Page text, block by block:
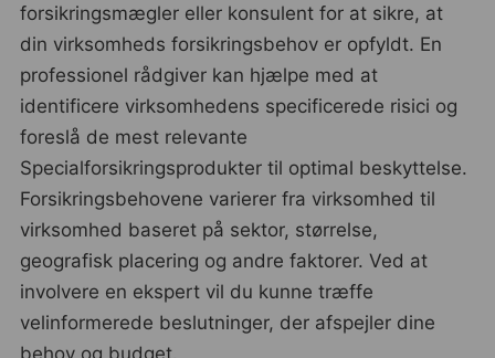
forsikringsmægler eller konsulent for at sikre, at
din virksomheds forsikringsbehov er opfyldt. En
professionel rådgiver kan hjælpe med at
identificere virksomhedens specificerede risici og
foreslå de mest relevante
Specialforsikringsprodukter til optimal beskyttelse.
Forsikringsbehovene varierer fra virksomhed til
virksomhed baseret på sektor, størrelse,
geografisk placering og andre faktorer. Ved at
involvere en ekspert vil du kunne træffe
velinformerede beslutninger, der afspejler dine
behov og budget.